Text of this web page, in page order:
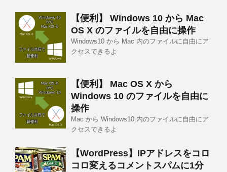
【便利】 Windows 10 から Mac
OS X のファイルを自由に操作
Windows10 から Mac 内のファイルに自由にア
クセスできるよ
【便利】 Mac OS X から
Windows 10 のファイルを自由に
操作
Mac から Windows10 内のファイルに自由にア
クセスできるよ
【WordPress】IPアドレスをコロ
コロ変えるコメントスパムに1分